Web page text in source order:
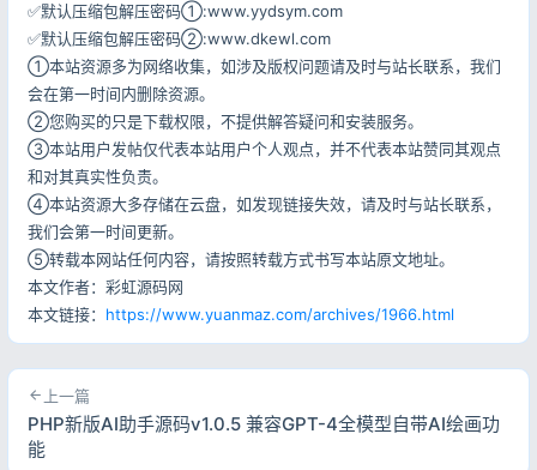
✅默认压缩包解压密码①:www.yydsym.com
✅默认压缩包解压密码②:www.dkewl.com
①本站资源多为网络收集，如涉及版权问题请及时与站长联系，我们
会在第一时间内删除资源。
②您购买的只是下载权限，不提供解答疑问和安装服务。
③本站用户发帖仅代表本站用户个人观点，并不代表本站赞同其观点
和对其真实性负责。
④本站资源大多存储在云盘，如发现链接失效，请及时与站长联系，
我们会第一时间更新。
⑤转载本网站任何内容，请按照转载方式书写本站原文地址。
本文作者：彩虹源码网
本文链接： https://www.yuanmaz.com/archives/1966.html
上一篇
PHP新版AI助手源码v1.0.5 兼容GPT-4全模型自带AI绘画功
能
记住登录
登录
用户协议 隐私政策